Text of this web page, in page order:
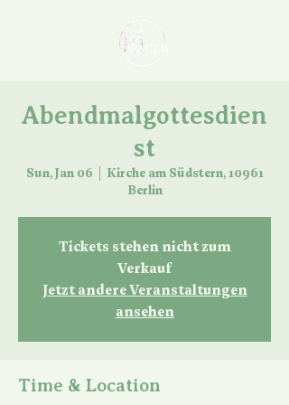
Abendmalgottesdien
st
Sun, Jan 06
Kirche am Südstern, 10961
Berlin
Tickets stehen nicht zum
Verkauf
Jetzt andere Veranstaltungen
ansehen
Time & Location